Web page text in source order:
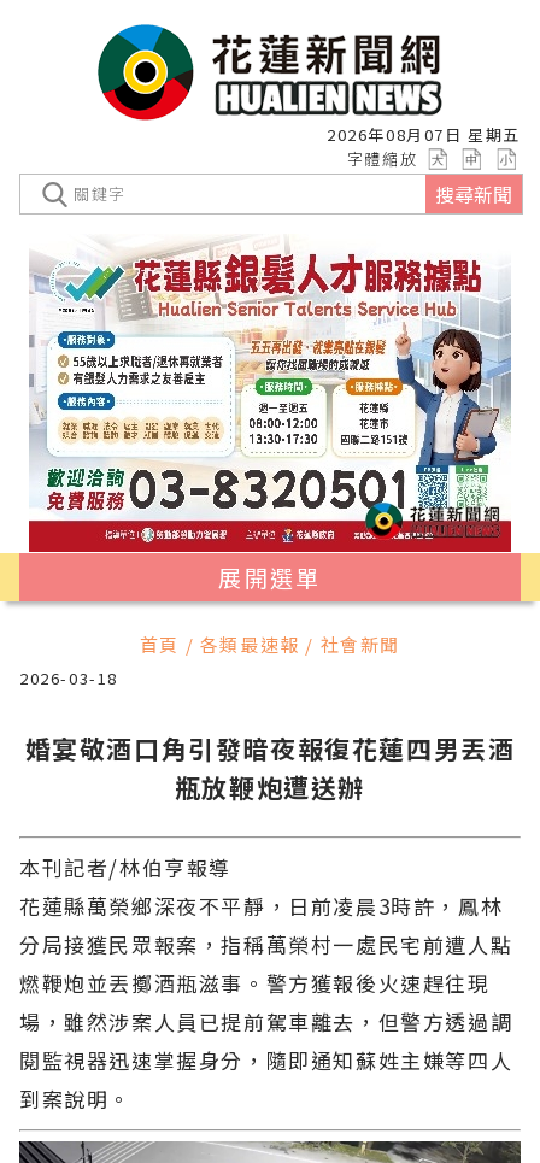
2026年08月07日 星期五
字體縮放
搜尋新聞
展開選單
首頁 / 各類最速報 / 社會新聞
2026-03-18
婚宴敬酒口角引發暗夜報復花蓮四男丟酒
瓶放鞭炮遭送辦
本刊記者/林伯亨報導
花蓮縣萬榮鄉深夜不平靜，日前凌晨3時許，鳳林
分局接獲民眾報案，指稱萬榮村一處民宅前遭人點
燃鞭炮並丟擲酒瓶滋事。警方獲報後火速趕往現
場，雖然涉案人員已提前駕車離去，但警方透過調
閱監視器迅速掌握身分，隨即通知蘇姓主嫌等四人
到案說明。